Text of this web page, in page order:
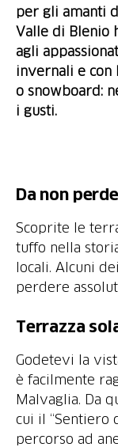
per gli amanti
Valle di Blenio
agli
invernali e con
o snowboard:
i gusti.
Da non
Scoprite le
tuffo nella
locali. Alcuni
perdere
Terrazza
Godetevi la
è facilmente
Malvaglia. Da
cui il “Sentiero
percorso ad